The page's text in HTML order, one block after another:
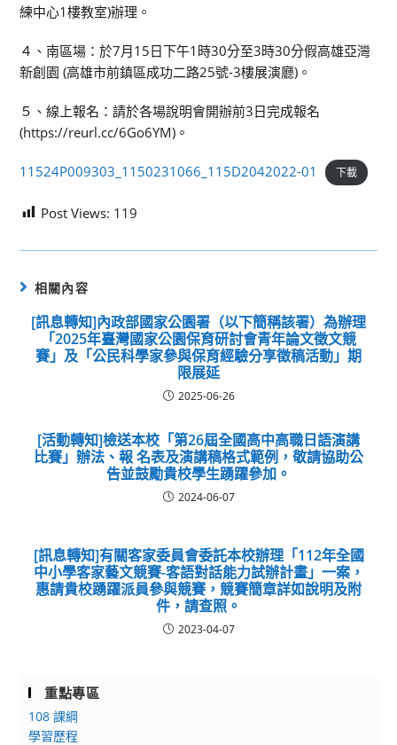
練中心1樓教室)辦理。
４、南區場：於7月15日下午1時30分至3時30分假高雄亞灣
新創園 (高雄市前鎮區成功二路25號-3樓展演廳)。
５、線上報名：請於各場說明會開辦前3日完成報名
(https://reurl.cc/6Go6YM)。
11524P009303_1150231066_115D2042022-01 下載
Post Views: 119
相關內容
[訊息轉知]內政部國家公園署（以下簡稱該署）為辦理
「2025年臺灣國家公園保育研討會青年論文徵文競
賽」及「公民科學家參與保育經驗分享徵稿活動」期
限展延
2025-06-26
[活動轉知]檢送本校「第26屆全國高中高職日語演講
比賽」辦法、報 名表及演講稿格式範例，敬請協助公
告並鼓勵貴校學生踴躍參加。
2024-06-07
[訊息轉知]有關客家委員會委託本校辦理「112年全國
中小學客家藝文競賽-客語對話能力試辦計畫」一案，
惠請貴校踴躍派員參與競賽，競賽簡章詳如說明及附
件，請查照。
2023-04-07
重點專區
108 課綱
學習歷程